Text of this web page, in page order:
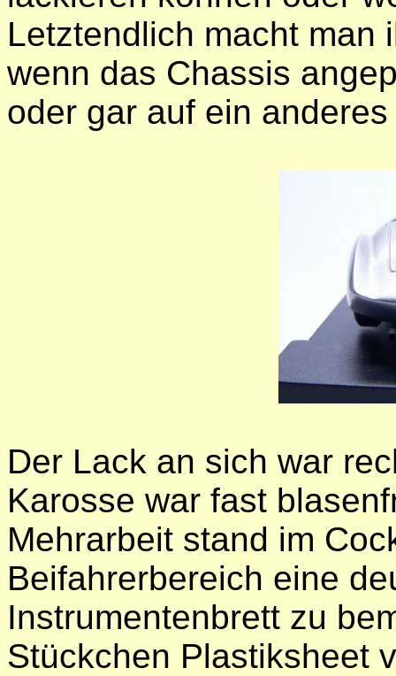
Letztendlich macht man
wenn das Chassis
oder gar auf ein
Der Lack an sich war
Karosse war fast
Mehrarbeit stand im
Beifahrerbereich eine
Instrumentenbrett zu
Stückchen Plastiksheet